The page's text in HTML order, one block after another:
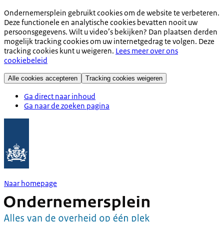
Ondernemersplein gebruikt cookies om de website te verbeteren.
Deze functionele en analytische cookies bevatten nooit uw
persoonsgegevens. Wilt u video’s bekijken? Dan plaatsen derden
mogelijk tracking cookies om uw internetgedrag te volgen. Deze
tracking cookies kunt u weigeren. Lees meer over ons
cookiebeleid
Alle cookies accepteren Tracking cookies weigeren
Ga direct naar inhoud
Ga naar de zoeken pagina
Naar homepage